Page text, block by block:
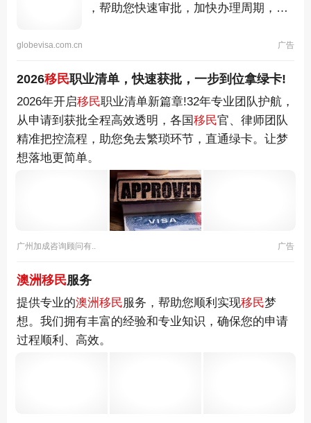
，帮助您快速审批，加快办理周期，项
globevisa.com.cn 广告
2026移民职业清单，快速获批，一步到位拿绿卡!
2026年开启移民职业清单新篇章!32年专业团队护航，
从申请到获批全程高效透明，各国移民官、律师团队
精准把控流程，助您免去繁琐环节，直通绿卡。让梦
想落地更简单。
广州加成咨询顾问有.. 广告
澳洲移民服务
提供专业的澳洲移民服务，帮助您顺利实现移民梦
想。我们拥有丰富的经验和专业知识，确保您的申请
过程顺利、高效。